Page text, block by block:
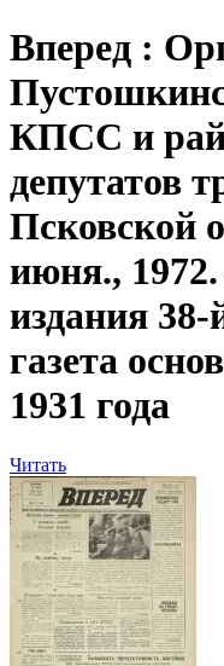
Вперед :
КПСС и
депутатов
Псковской
июня., 1972.
издания
газета
1931 года
Читать